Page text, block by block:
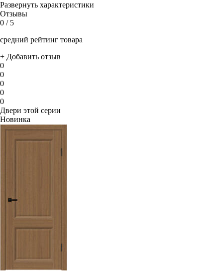
Развернуть характеристики
Отзывы
0 / 5
средний рейтинг товара
+ Добавить отзыв
0
0
0
0
0
Двери этой серии
Новинка